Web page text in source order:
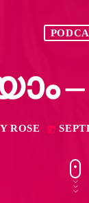
ROSE today